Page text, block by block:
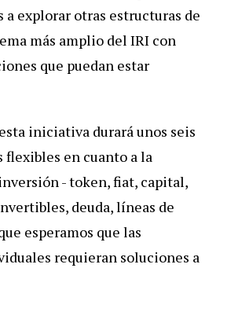
a explorar otras estructuras de
más amplio del IRI con
que puedan estar
esta iniciativa durará unos seis
flexibles en cuanto a la
- token, fiat, capital,
deuda, líneas de
esperamos que las
requieran soluciones a